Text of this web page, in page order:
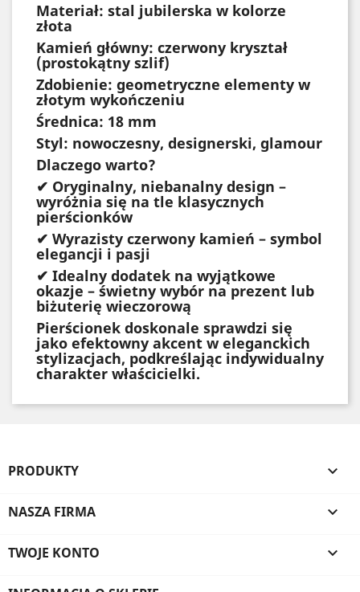
Materiał: stal jubilerska w kolorze
złota
Kamień główny: czerwony kryształ
(prostokątny szlif)
Zdobienie: geometryczne elementy w
złotym wykończeniu
Średnica: 18 mm
Styl: nowoczesny, designerski, glamour
Dlaczego warto?
✔ Oryginalny, niebanalny design –
wyróżnia się na tle klasycznych
pierścionków
✔ Wyrazisty czerwony kamień – symbol
elegancji i pasji
✔ Idealny dodatek na wyjątkowe
okazje – świetny wybór na prezent lub
biżuterię wieczorową
Pierścionek doskonale sprawdzi się
jako efektowny akcent w eleganckich
stylizacjach, podkreślając indywidualny
charakter właścicielki.
PRODUKTY 
NASZA FIRMA 
TWOJE KONTO 